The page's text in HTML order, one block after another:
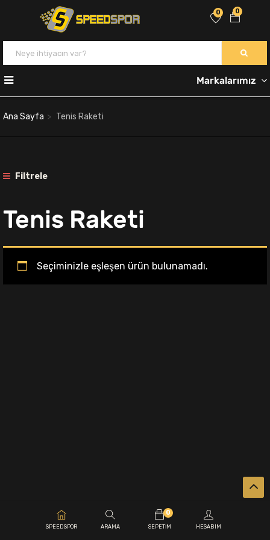
0
0
Markalarımız
Ana Sayfa Tenis Raketi
Filtrele
Tenis Raketi
Seçiminizle eşleşen ürün bulunamadı.
SPEEDSPOR ARAMA
0
SEPETIM HESABIM